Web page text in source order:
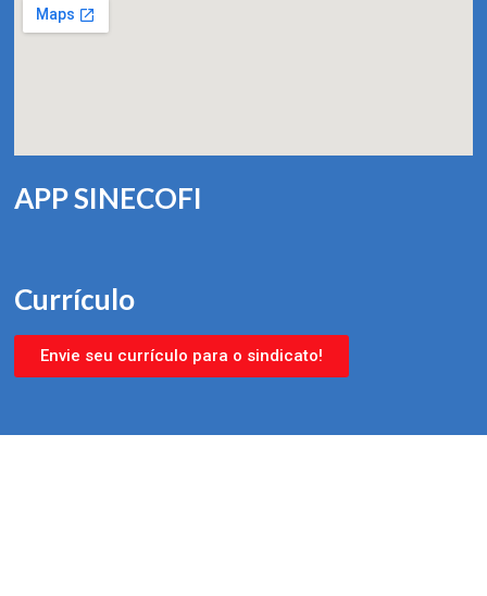
APP SINECOFI
Currículo
Envie seu currículo para o sindicato!